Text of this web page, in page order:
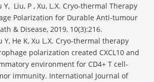
Y, Liu, P , Xu, L.X. Cryo-thermal Therapy
Polarization for Durable Anti-tumour
& Disease, 2019, 10(3):216.
Y, He K, Xu L.X. Cryo-thermal therapy
polarization created CXCL10 and
environment for CD4+ T cell-
immunity. International Journal of